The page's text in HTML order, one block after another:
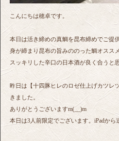
こんにちは穂卓です。
本日は活き締めの真鯛を昆布締めでご提
身が締まり昆布の旨みののった鯛オスス
スッキリした辛口の日本酒が良く合うと
昨日は【十四豚ヒレのロゼ仕上げカツレ
きました。
ありがとうございますm(__)m
本日は3人前限定でございます。iPadから